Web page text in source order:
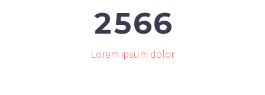
2566
Lorem ipsum dolor